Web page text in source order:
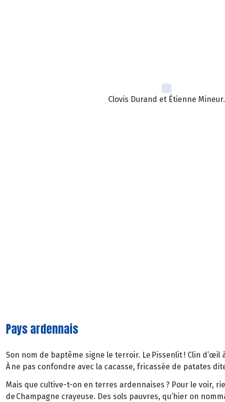
Clovis Durand et Étienne Mineur.
Pays ardennais
Son nom de baptême signe le terroir. Le Pissenlit ! Clin
À ne pas confondre avec la cacasse, fricassée de patates
Mais que cultive-t-on en terres ardennaises ? Pour le voir,
de Champagne crayeuse. Des sols pauvres, qu’hier on